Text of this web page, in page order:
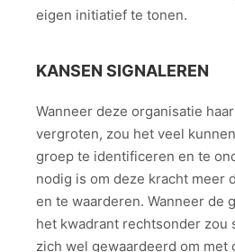
eigen initiatief te tonen.
KANSEN SIGNALEREN
Wanneer deze organisatie
vergroten, zou het veel
groep te identificeren en te
nodig is om deze kracht meer
en te waarderen. Wanneer de
het kwadrant rechtsonder zou
zich wel gewaardeerd om met